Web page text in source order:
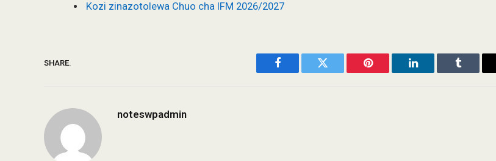
Kozi zinazotolewa Chuo cha IFM 2026/2027
SHARE.
Facebook Twitter Pinterest LinkedIn Tumblr
noteswpadmin